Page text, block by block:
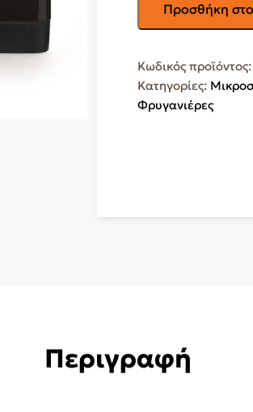
Φρυγανιέρα
IZ-
9102
Ombre
Προσθήκη
Κωδικός προϊόντος:
Κατηγορίες:
Φρυγανιέρες
Περιγραφή